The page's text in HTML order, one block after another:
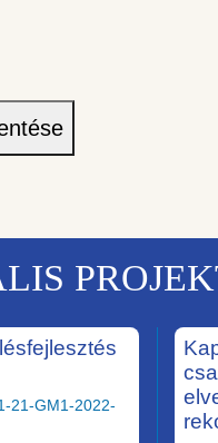
21-GM1-2022-